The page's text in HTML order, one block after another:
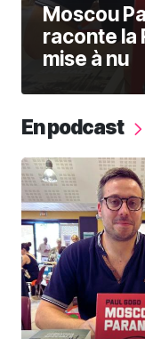
Moscou
raconte la
mise à nu
En podcast